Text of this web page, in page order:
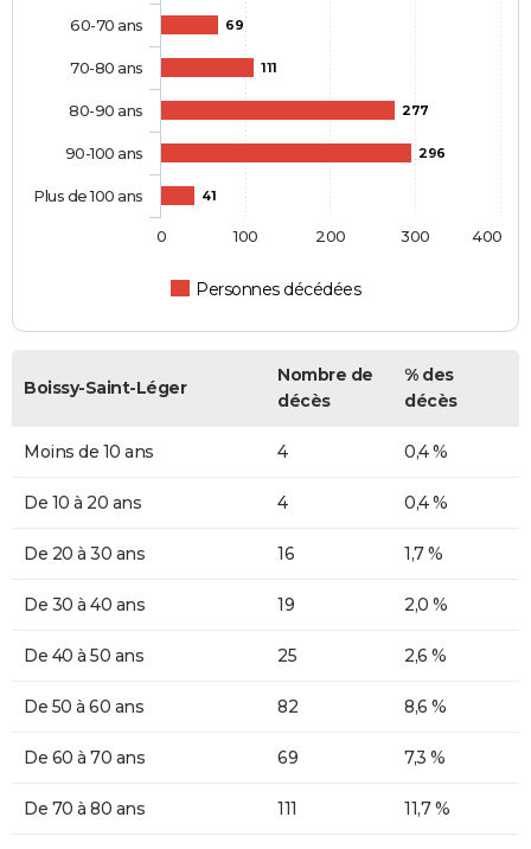
69
111
277
296
41
Personnes décédées
60-70 ans
70-80 ans
80-90 ans
90-100 ans
Plus de 100 ans
0 100 200 300 400
Boissy-Saint-Léger
Nombre de
décès
% des
décès
Moins de 10 ans 4 0,4 %
De 10 à 20 ans 4 0,4 %
De 20 à 30 ans 16 1,7 %
De 30 à 40 ans 19 2,0 %
De 40 à 50 ans 25 2,6 %
De 50 à 60 ans 82 8,6 %
De 60 à 70 ans 69 7,3 %
De 70 à 80 ans 111 11,7 %